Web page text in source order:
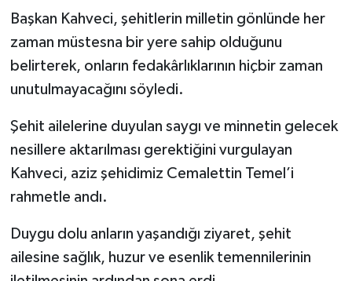
Başkan Kahveci, şehitlerin milletin gönlünde her
zaman müstesna bir yere sahip olduğunu
belirterek, onların fedakârlıklarının hiçbir zaman
unutulmayacağını söyledi.
Şehit ailelerine duyulan saygı ve minnetin gelecek
nesillere aktarılması gerektiğini vurgulayan
Kahveci, aziz şehidimiz Cemalettin Temel’i
rahmetle andı.
Duygu dolu anların yaşandığı ziyaret, şehit
ailesine sağlık, huzur ve esenlik temennilerinin